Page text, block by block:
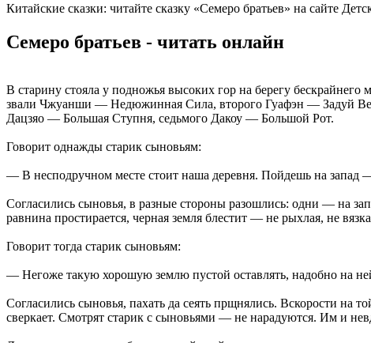
Китайские сказки: читайте сказку «Семеро братьев» на сайте
Семеро братьев - читать онлайн
В старину стояла у подножья высоких гор на берегу
звали Чжуанши — Недюжинная Сила, второго Гуафэн — Задуй
Дацзяо — Большая Ступня, седьмого Дакоу — Большой Рот.
Говорит однажды старик сыновьям:
— В несподручном месте стоит наша деревня. Пойдешь на запад
Согласились сыновья, в разные стороны разошлись: одни — на
равнина простирается, черная земля блестит — не рыхлая, не
Говорит тогда старик сыновьям:
— Негоже такую хорошую землю пустой оставлять, надобно на
Согласились сыновья, пахать да сеять прщнялись. Вскорости
сверкает. Смотрят старик с сыновьями — не нарадуются. Им и